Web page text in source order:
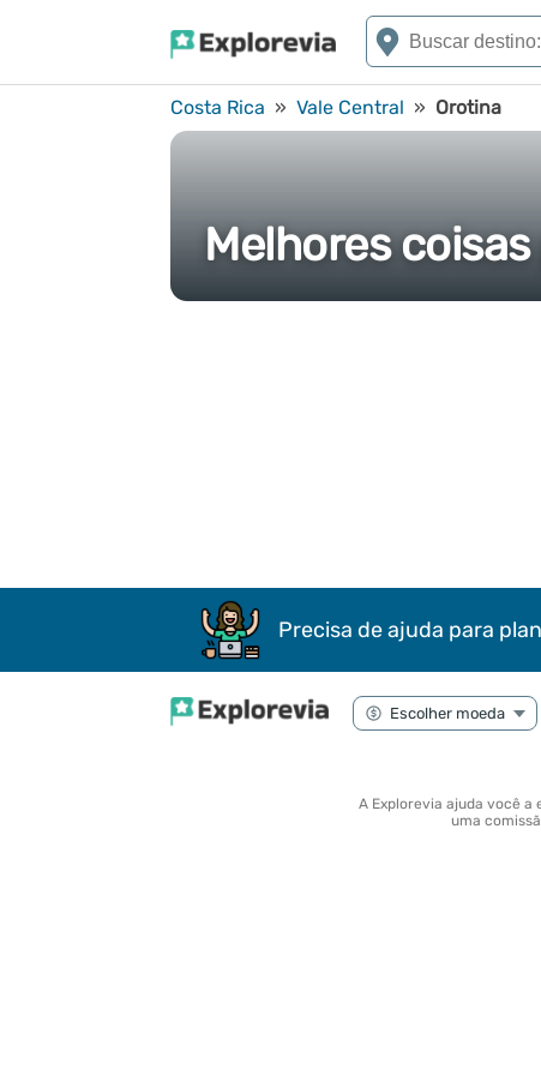
Costa Rica » Vale Central » Orotina
Melhores
Precisa de ajuda para
A Explorevia ajuda você
uma